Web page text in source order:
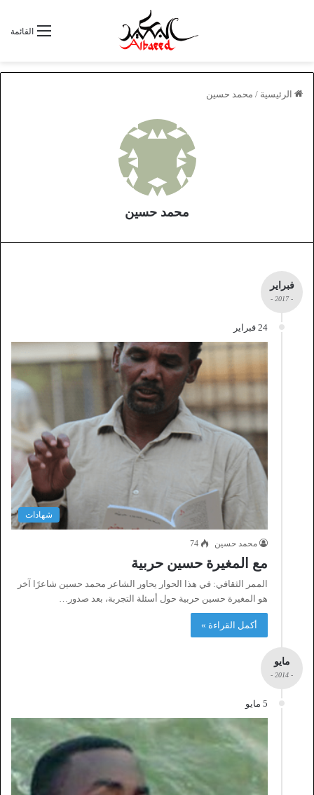
القائمة
الرئيسية / محمد حسين
محمد حسين
فبراير
- 2017 -
24 فبراير
شهادات
محمد حسين 74
مع المغيرة حسين حربية
الممر الثقافي: في هذا الحوار يحاور الشاعر محمد حسين شاعرًا آخر
هو المغيرة حسين حربية حول أسئلة التجربة، بعد صدور…
أكمل القراءة »
مايو
- 2014 -
5 مايو